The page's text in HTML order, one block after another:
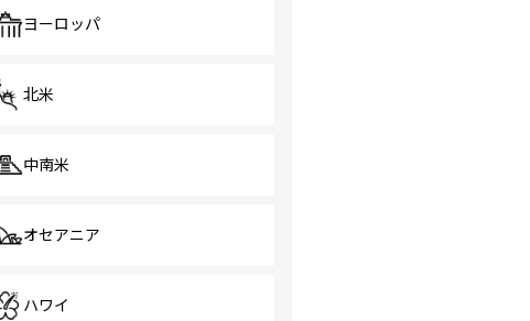
ヨーロッパ
北米
中南米
オセアニア
ハワイ